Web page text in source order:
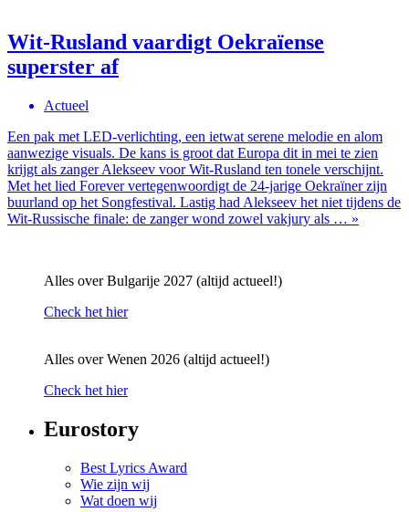
Wit-Rusland vaardigt Oekraïense
superster af
Actueel
Een pak met LED-verlichting, een ietwat serene melodie en alom
aanwezige visuals. De kans is groot dat Europa dit in mei te zien
krijgt als zanger Alekseev voor Wit-Rusland ten tonele verschijnt.
Met het lied Forever vertegenwoordigt de 24-jarige Oekraïner zijn
buurland op het Songfestival. Lastig had Alekseev het niet tijdens de
Wit-Russische finale: de zanger wond zowel vakjury als … »
Alles over Bulgarije 2027 (altijd actueel!)
Check het hier
Alles over Wenen 2026 (altijd actueel!)
Check het hier
Eurostory
Best Lyrics Award
Wie zijn wij
Wat doen wij